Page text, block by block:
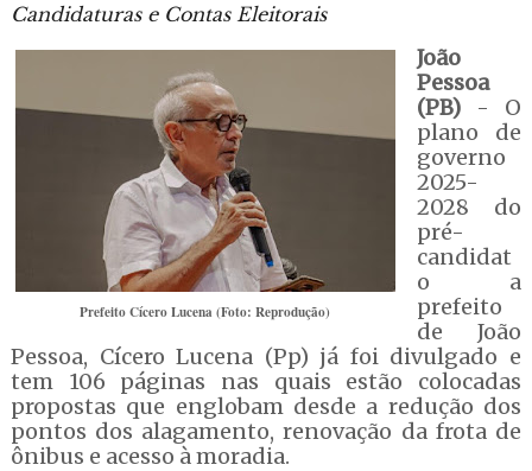
Candidaturas e Contas Eleitorais
Prefeito Cícero Lucena (Foto: Reprodução)
João
Pessoa
(PB)- O
plano de
governo
2025-
2028 do
pré-
candidat
o a
prefeito
de João
Pessoa, Cícero Lucena (Pp) já foi divulgado e
tem 106 páginas nas quais estão colocadas
propostas que englobam desde a redução dos
pontos dos alagamento, renovação da frota de
ônibus e acesso à moradia.